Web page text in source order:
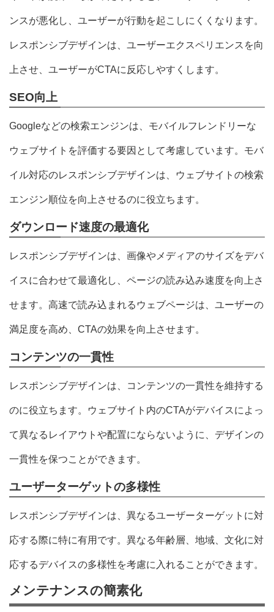
ンスが悪化し、ユーザーが行動を起こしにくくなります。
レスポンシブデザインは、ユーザーエクスペリエンスを向
上させ、ユーザーがCTAに反応しやすくします。
SEO向上
Googleなどの検索エンジンは、モバイルフレンドリーな
ウェブサイトを評価する要因として考慮しています。モバ
イル対応のレスポンシブデザインは、ウェブサイトの検索
エンジン順位を向上させるのに役立ちます。
ダウンロード速度の最適化
レスポンシブデザインは、画像やメディアのサイズをデバ
イスに合わせて最適化し、ページの読み込み速度を向上さ
せます。高速で読み込まれるウェブページは、ユーザーの
満足度を高め、CTAの効果を向上させます。
コンテンツの一貫性
レスポンシブデザインは、コンテンツの一貫性を維持する
のに役立ちます。ウェブサイト内のCTAがデバイスによっ
て異なるレイアウトや配置にならないように、デザインの
一貫性を保つことができます。
ユーザーターゲットの多様性
レスポンシブデザインは、異なるユーザーターゲットに対
応する際に特に有用です。異なる年齢層、地域、文化に対
応するデバイスの多様性を考慮に入れることができます。
メンテナンスの簡素化